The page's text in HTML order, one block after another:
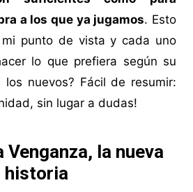
a los que ya jugamos. Esto
punto de vista y cada uno
lo que prefiera según su
los nuevos? Fácil de resumir:
sin lugar a dudas!
Venganza, la nueva
historia